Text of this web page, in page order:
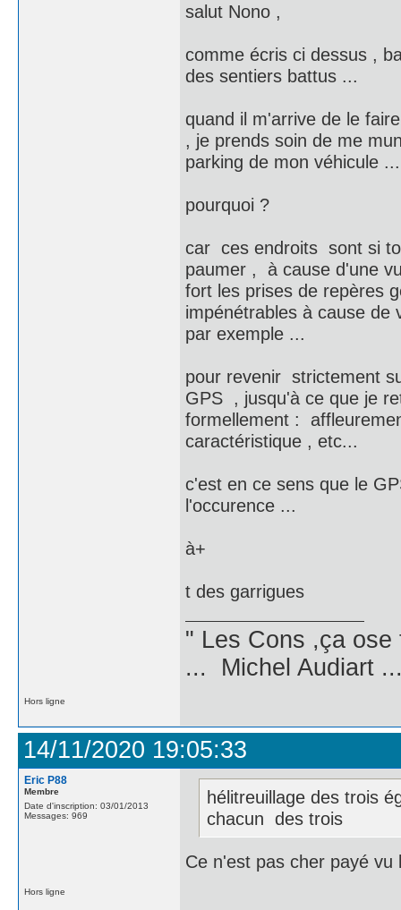
salut Nono ,
comme écris ci dessus ,
des sentiers battus ...
quand il m'arrive de le
, je prends soin de me
parking de mon véhicule ...
pourquoi ?
car ces endroits sont si
paumer , à cause d'une
fort les prises de repères
impénétrables à cause de
par exemple ...
pour revenir strictement
GPS , jusqu'à ce que je
formellement :
caractéristique , etc...
c'est en ce sens que le
l'occurence ...
à+
t des garrigues
" Les Cons ,ça
... Michel Audiart
Hors ligne
14/11/2020 19:05:33
Eric P88
Membre
Date d'inscription: 03/01/2013
Messages: 969
hélitreuillage des trois
chacun des trois
Ce n'est pas cher payé vu
Hors ligne